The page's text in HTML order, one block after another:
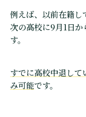
例えば、以前在籍し
次の高校に9月1日
す。
すでに高校中退し
み可能です。